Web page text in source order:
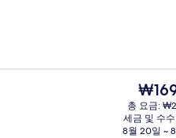
식사, 저녁 식사 및 브런치 제공
2 개의 레스토
현
재
가
격
총 요금:
세금 및 수
8월 20일 ~